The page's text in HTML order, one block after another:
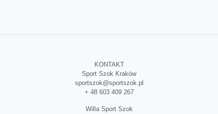
KONTAKT
Sport Szok Kraków
sportszok@sportszok.pl
+ 48 603 409 267
Willa Sport Szok